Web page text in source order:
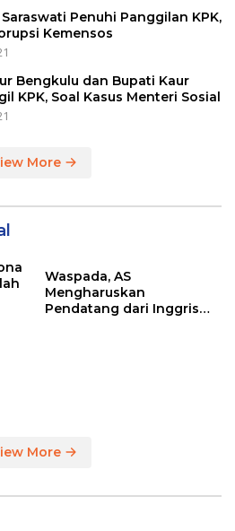
Penuhi Panggilan KPK,
Kemensos
Bengkulu dan Bupati Kaur
KPK, Soal Kasus Menteri Sosial
More
Waspada, AS
Mengharuskan
Pendatang dari Inggris
More